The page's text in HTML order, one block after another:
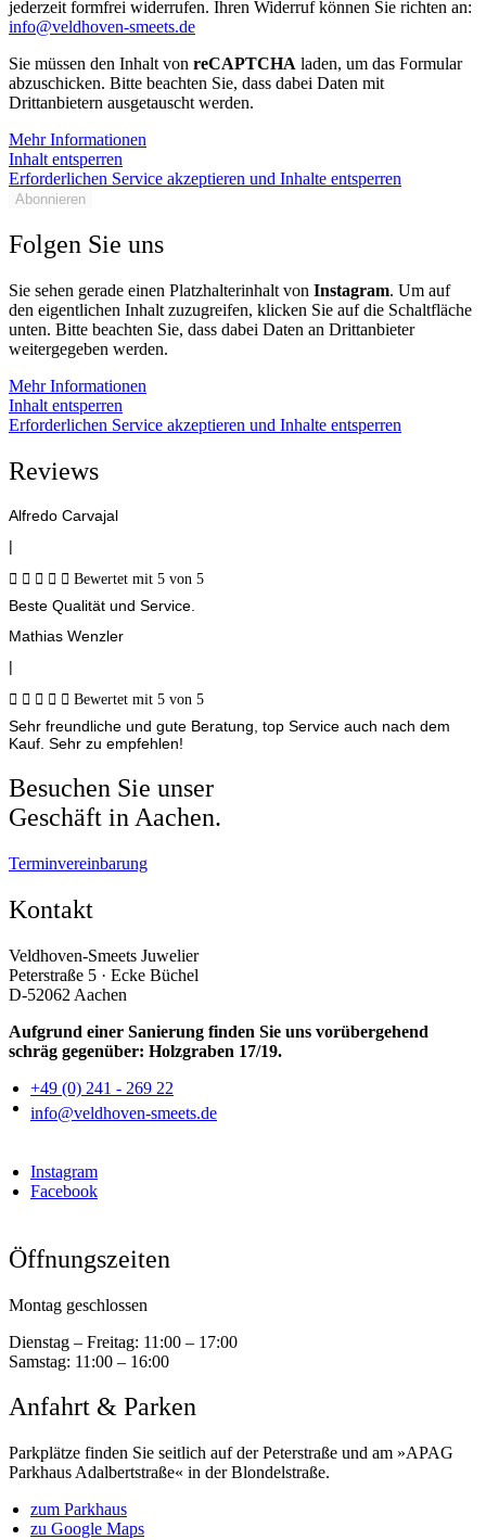
jederzeit formfrei widerrufen. Ihren Widerruf können Sie richten an:
info@veldhoven-smeets.de
Sie müssen den Inhalt von reCAPTCHA laden, um das Formular
abzuschicken. Bitte beachten Sie, dass dabei Daten mit
Drittanbietern ausgetauscht werden.
Mehr Informationen
Inhalt entsperren
Erforderlichen Service akzeptieren und Inhalte entsperren
Abonnieren
Folgen Sie uns
Sie sehen gerade einen Platzhalterinhalt von Instagram. Um auf
den eigentlichen Inhalt zuzugreifen, klicken Sie auf die Schaltfläche
unten. Bitte beachten Sie, dass dabei Daten an Drittanbieter
weitergegeben werden.
Mehr Informationen
Inhalt entsperren
Erforderlichen Service akzeptieren und Inhalte entsperren
Reviews
Alfredo Carvajal
|
     Bewertet mit 5 von 5
Beste Qualität und Service.
Mathias Wenzler
|
     Bewertet mit 5 von 5
Sehr freundliche und gute Beratung, top Service auch nach dem
Kauf. Sehr zu empfehlen!
Besuchen Sie unser
Geschäft in Aachen.
Terminvereinbarung
Kontakt
Veldhoven-Smeets Juwelier
Peterstraße 5 · Ecke Büchel
D-52062 Aachen
Aufgrund einer Sanierung finden Sie uns vorübergehend
schräg gegenüber: Holzgraben 17/19.
+49 (0) 241 - 269 22
info@veldhoven-smeets.de
Instagram
Facebook
Öffnungszeiten
Montag geschlossen
Dienstag – Freitag: 11:00 – 17:00
Samstag: 11:00 – 16:00
Anfahrt & Parken
Parkplätze finden Sie seitlich auf der Peterstraße und am »APAG
Parkhaus Adalbertstraße« in der Blondelstraße.
zum Parkhaus
zu Google Maps